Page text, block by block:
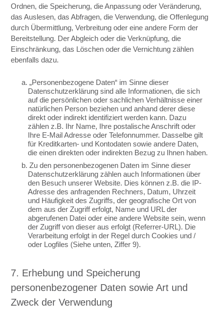
Ordnen, die Speicherung, die Anpassung oder Veränderung,
das Auslesen, das Abfragen, die Verwendung, die Offenlegung
durch Übermittlung, Verbreitung oder eine andere Form der
Bereitstellung. Der Abgleich oder die Verknüpfung, die
Einschränkung, das Löschen oder die Vernichtung zählen
ebenfalls dazu.
a. „Personenbezogene Daten“ im Sinne dieser
Datenschutzerklärung sind alle Informationen, die sich
auf die persönlichen oder sachlichen Verhältnisse einer
natürlichen Person beziehen und anhand derer diese
direkt oder indirekt identifiziert werden kann. Dazu
zählen z.B. Ihr Name, Ihre postalische Anschrift oder
Ihre E-Mail Adresse oder Telefonnummer. Dasselbe gilt
für Kreditkarten- und Kontodaten sowie andere Daten,
die einen direkten oder indirekten Bezug zu Ihnen haben.
b. Zu den personenbezogenen Daten im Sinne dieser
Datenschutzerklärung zählen auch Informationen über
den Besuch unserer Website. Dies können z.B. die IP-
Adresse des anfragenden Rechners, Datum, Uhrzeit
und Häufigkeit des Zugriffs, der geografische Ort von
dem aus der Zugriff erfolgt, Name und URL der
abgerufenen Datei oder eine andere Website sein, wenn
der Zugriff von dieser aus erfolgt (Referrer-URL). Die
Verarbeitung erfolgt in der Regel durch Cookies und /
oder Logfiles (Siehe unten, Ziffer 9).
7. Erhebung und Speicherung
personenbezogener Daten sowie Art und
Zweck der Verwendung